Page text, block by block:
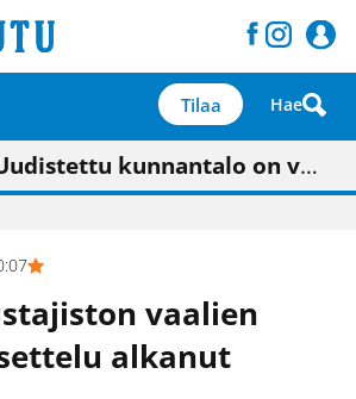
Tilaa Hae
vaihtumisen pitäisi näkyä hieman parempana painojäljen laatuna lehdessä
kunnantalo on valoisa
käynnistämässä uudelleen keskustavisiotyön”
on totuttu elämään omavaraisemmin kuin kaupungissa"
vaalien
alkanut